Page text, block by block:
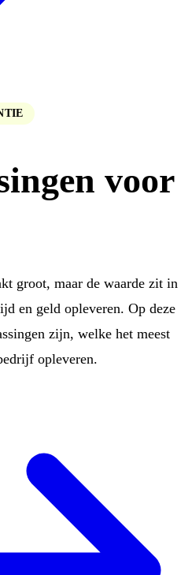
voor
groot, maar de waarde zit in
en geld opleveren. Op deze
zijn, welke het meest
opleveren.